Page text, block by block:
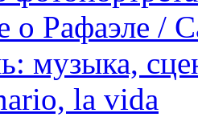
о Рафаэле /
музыка,
la vida